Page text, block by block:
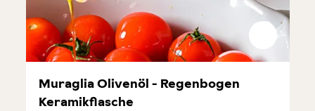
Muraglia Olivenöl - Regenbogen
Keramikflasche